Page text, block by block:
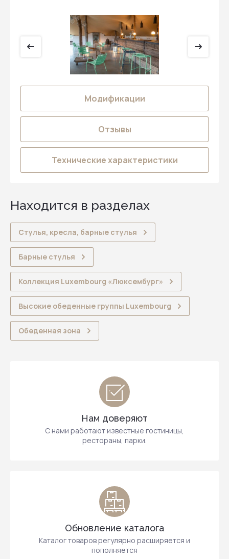
Модификации
Отзывы
Технические характеристики
Находится в разделах
Стулья, кресла, барные стулья
Барные стулья
Коллекция Luxembourg «Люксембург»
Высокие обеденные группы Luxembourg
Обеденная зона
Нам доверяют
С нами работают известные гостиницы,
рестораны, парки.
Обновление каталога
Каталог товаров регулярно расширяется и
пополняется